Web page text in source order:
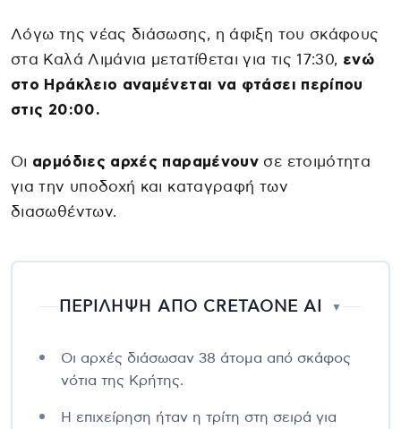
Λόγω της νέας διάσωσης, η άφιξη του σκάφους
στα Καλά Λιμάνια μετατίθεται για τις 17:30, ενώ
στο Ηράκλειο αναμένεται να φτάσει περίπου
στις 20:00.
Οι αρμόδιες αρχές παραμένουν σε ετοιμότητα
για την υποδοχή και καταγραφή των
διασωθέντων.
ΠΕΡΙΛΗΨΗ ΑΠΟ CRETAONE AI ▼
Οι αρχές διάσωσαν 38 άτομα από σκάφος
νότια της Κρήτης.
Η επιχείρηση ήταν η τρίτη στη σειρά για